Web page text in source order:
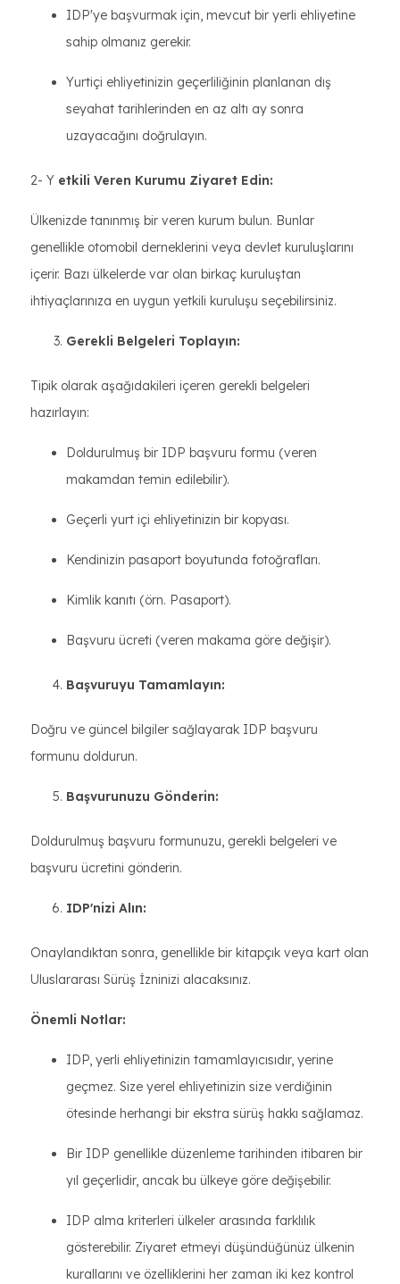
IDP'ye başvurmak için, mevcut bir yerli ehliyetine
sahip olmanız gerekir.
Yurtiçi ehliyetinizin geçerliliğinin planlanan dış
seyahat tarihlerinden en az altı ay sonra
uzayacağını doğrulayın.
2- Y etkili Veren Kurumu Ziyaret Edin:
Ülkenizde tanınmış bir veren kurum bulun. Bunlar
genellikle otomobil derneklerini veya devlet kuruluşlarını
içerir. Bazı ülkelerde var olan birkaç kuruluştan
ihtiyaçlarınıza en uygun yetkili kuruluşu seçebilirsiniz.
Gerekli Belgeleri Toplayın:
Tipik olarak aşağıdakileri içeren gerekli belgeleri
hazırlayın:
Doldurulmuş bir IDP başvuru formu (veren
makamdan temin edilebilir).
Geçerli yurt içi ehliyetinizin bir kopyası.
Kendinizin pasaport boyutunda fotoğrafları.
Kimlik kanıtı (örn. Pasaport).
Başvuru ücreti (veren makama göre değişir).
Başvuruyu Tamamlayın:
Doğru ve güncel bilgiler sağlayarak IDP başvuru
formunu doldurun.
Başvurunuzu Gönderin:
Doldurulmuş başvuru formunuzu, gerekli belgeleri ve
başvuru ücretini gönderin.
IDP'nizi Alın:
Onaylandıktan sonra, genellikle bir kitapçık veya kart olan
Uluslararası Sürüş İzninizi alacaksınız.
Önemli Notlar:
IDP, yerli ehliyetinizin tamamlayıcısıdır, yerine
geçmez. Size yerel ehliyetinizin size verdiğinin
ötesinde herhangi bir ekstra sürüş hakkı sağlamaz.
Bir IDP genellikle düzenleme tarihinden itibaren bir
yıl geçerlidir, ancak bu ülkeye göre değişebilir.
IDP alma kriterleri ülkeler arasında farklılık
gösterebilir. Ziyaret etmeyi düşündüğünüz ülkenin
kurallarını ve özelliklerini her zaman iki kez kontrol